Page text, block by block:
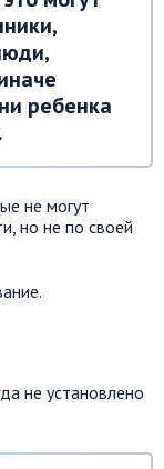
ребенка
не могут
но не по своей
не установлено